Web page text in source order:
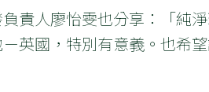
責人廖怡雯也分享：「純
英國，特別有意義。也希